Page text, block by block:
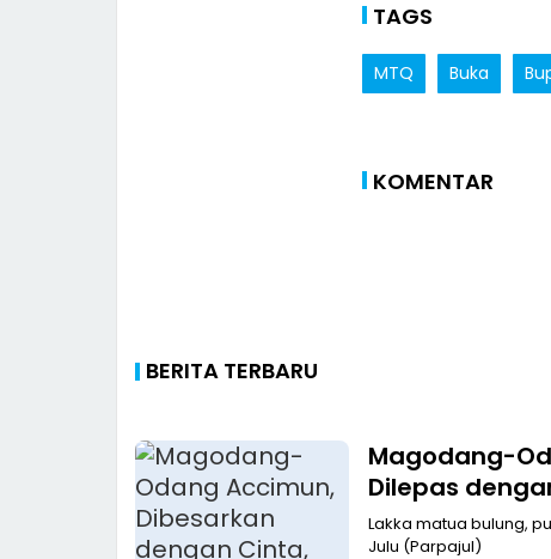
TAGS
MTQ Buka
KOMENTAR
BERITA TERBARU
Magodang-
Dilepas
Lakka matua bulung,
Julu (Parpajul)